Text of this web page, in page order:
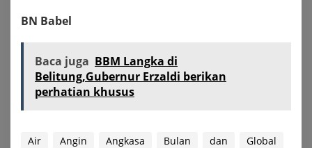
BN Babel
Baca juga BBM Langka di
Belitung,Gubernur Erzaldi berikan
perhatian khusus
Air Angin Angkasa Bulan dan
Global